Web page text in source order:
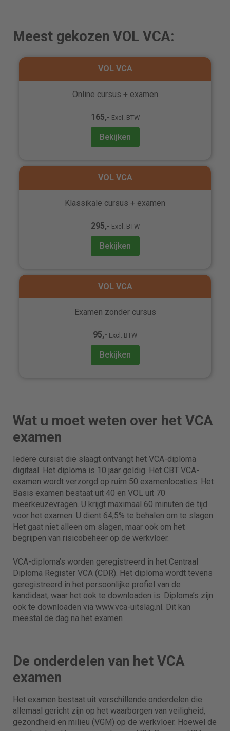
Meest gekozen VOL VCA:
VOL VCA
Online cursus + examen
165,- Excl. BTW
Bekijken
VOL VCA
Klassikale cursus + examen
295,- Excl. BTW
Bekijken
VOL VCA
Examen zonder cursus
95,- Excl. BTW
Bekijken
Wat u moet weten over het VCA
examen
Iedere cursist die slaagt ontvangt het VCA-diploma
digitaal. Het diploma is 10 jaar geldig. Het CBT VCA-
examen wordt verzorgd op ruim 50 examenlocaties. Het
Basis examen bestaat uit 40 en VOL uit 70
meerkeuzevragen. U krijgt maximaal 60 minuten de tijd
voor het examen. U dient 64,5% te behalen om te slagen.
Het gaat niet alleen om slagen, maar ook om het
begrijpen van risicobeheer op de werkvloer.
VCA-diploma’s worden geregistreerd in het Centraal
Diploma Register VCA (CDR). Het diploma wordt tevens
geregistreerd in het persoonlijke profiel van de
kandidaat, waar het ook te downloaden is. Diploma’s zijn
ook te downloaden via www.vca-uitslag.nl. Dit kan
meestal de dag na het examen
De onderdelen van het VCA
examen
Het examen bestaat uit verschillende onderdelen die
allemaal gericht zijn op het waarborgen van veiligheid,
gezondheid en milieu (VGM) op de werkvloer. Hoewel de